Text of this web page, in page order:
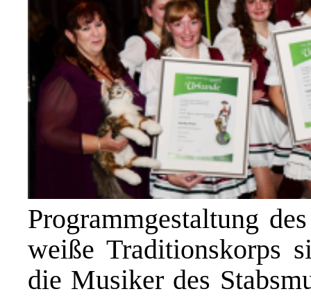
Programmgestaltung
weiße Traditionskorps
die Musiker des